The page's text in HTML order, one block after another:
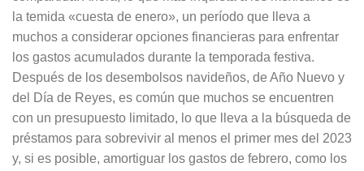
la temida «cuesta de enero», un período que lleva a
muchos a considerar opciones financieras para enfrentar
los gastos acumulados durante la temporada festiva.
Después de los desembolsos navideños, de Año Nuevo y
del Día de Reyes, es común que muchos se encuentren
con un presupuesto limitado, lo que lleva a la búsqueda de
préstamos para sobrevivir al menos el primer mes del 2023
y, si es posible, amortiguar los gastos de febrero, como los